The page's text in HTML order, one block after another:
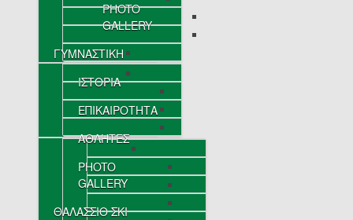
PHOTO
GALLERY
ΓΥΜΝΑΣΤΙΚΗ
ΙΣΤΟΡΙΑ
ΕΠΙΚΑΙΡΟΤΗΤΑ
ΑΘΛΗΤΕΣ
PHOTO
GALLERY
ΘΑΛΑΣΣΙΟ ΣΚΙ